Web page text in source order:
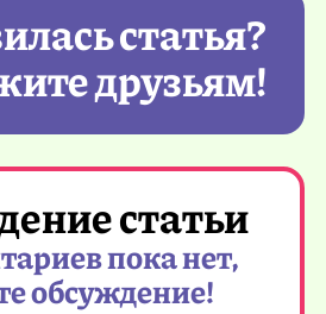
статья?
друзьям!
статьи
пока нет,
обсуждение!